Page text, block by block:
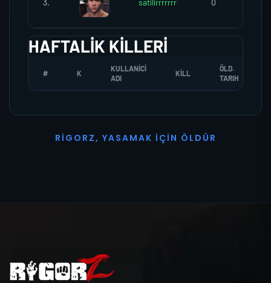
3. satilirrrrrrr 0
HAFTALIK KILLERI
# K
KULLANICI
ADI
KILL
ÖLD.
TARIH
R I G O R Z, YASAMAK İ ÇI N Ö L D Ü R